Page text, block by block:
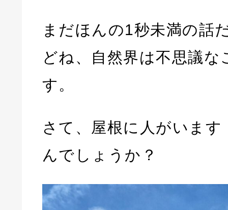
まだほんの1秒未満の話
どね、自然界は不思議な
す。
さて、屋根に人がいま
んでしょうか？